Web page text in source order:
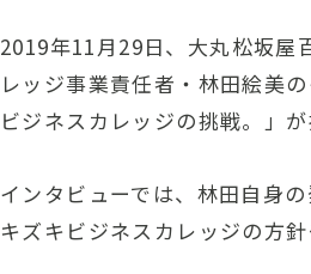
2019年11月29日、大丸松坂屋
レッジ事業責任者・林田絵美
ビジネスカレッジの挑戦。」が
インタビューでは、林田自身
キズキビジネスカレッジの方